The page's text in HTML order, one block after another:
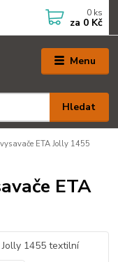
Menu
Hledat
0 ks
za 0 Kč
ETA Jolly 1455
ETA